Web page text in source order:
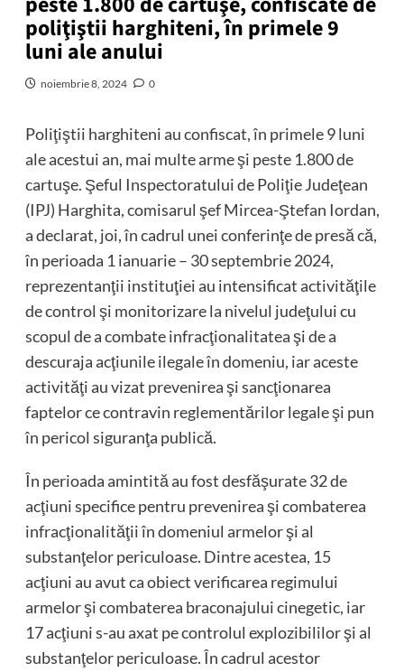
poliţiştii harghiteni, în primele 9
luni ale anului
noiembrie 8, 2024 0
Poliţiştii harghiteni au confiscat, în primele 9 luni
ale acestui an, mai multe arme şi peste 1.800 de
cartuşe. Şeful Inspectoratului de Poliţie Judeţean
(IPJ) Harghita, comisarul şef Mircea-Ştefan Iordan,
a declarat, joi, în cadrul unei conferinţe de presă că,
în perioada 1 ianuarie – 30 septembrie 2024,
reprezentanţii instituţiei au intensificat activităţile
de control şi monitorizare la nivelul judeţului cu
scopul de a combate infracţionalitatea şi de a
descuraja acţiunile ilegale în domeniu, iar aceste
activităţi au vizat prevenirea şi sancţionarea
faptelor ce contravin reglementărilor legale şi pun
în pericol siguranţa publică.
În perioada amintită au fost desfăşurate 32 de
acţiuni specifice pentru prevenirea şi combaterea
infracţionalităţii în domeniul armelor şi al
substanţelor periculoase. Dintre acestea, 15
acţiuni au avut ca obiect verificarea regimului
armelor şi combaterea braconajului cinegetic, iar
17 acţiuni s-au axat pe controlul explozibililor şi al
substanţelor periculoase. În cadrul acestor